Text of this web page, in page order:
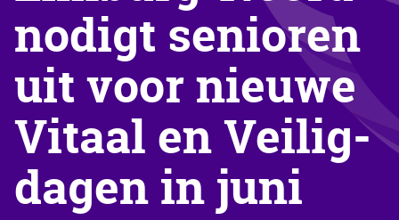
nodigt senioren
uit voor nieuwe
Vitaal en Veilig-
dagen in juni